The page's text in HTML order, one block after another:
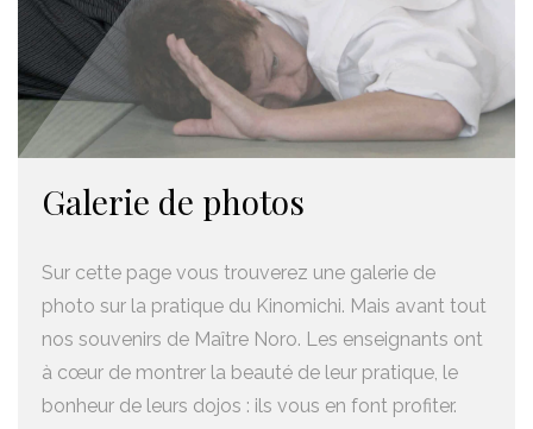
Galerie de photos
Sur cette page vous trouverez une galerie de
photo sur la pratique du Kinomichi. Mais avant tout
nos souvenirs de Maître Noro. Les enseignants ont
à cœur de montrer la beauté de leur pratique, le
bonheur de leurs dojos : ils vous en font profiter.